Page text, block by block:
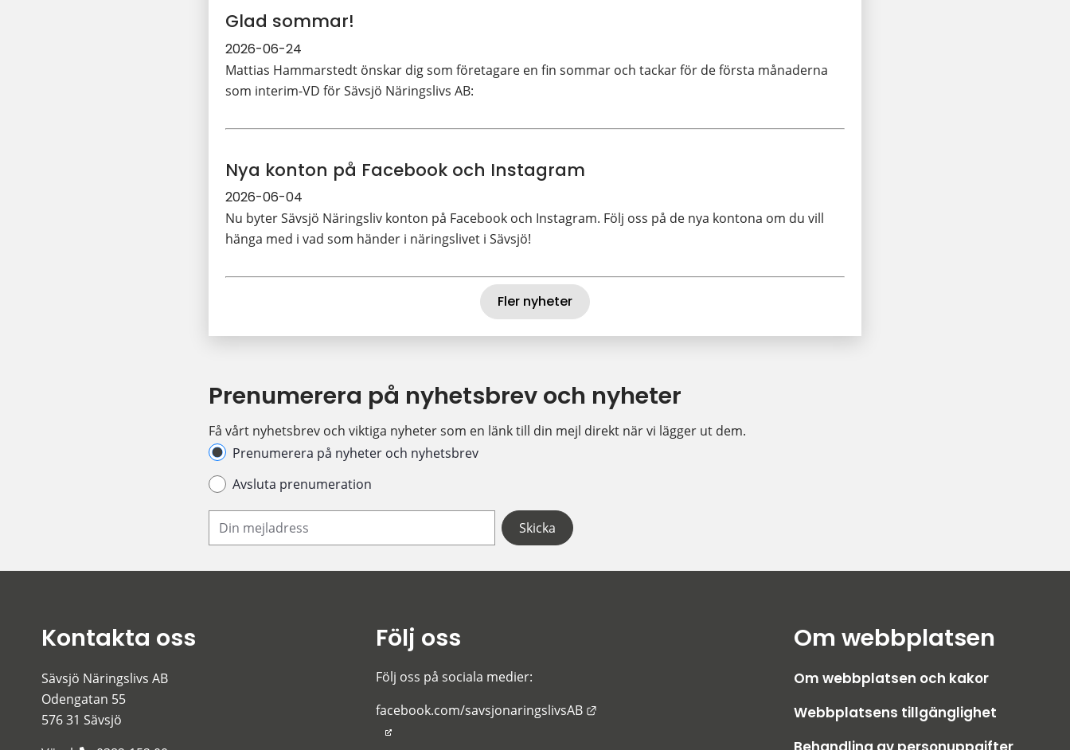
Glad sommar!
2026-06-24
Mattias Hammarstedt önskar dig som företagare en fin sommar och tackar för de första månaderna
som interim-VD för Sävsjö Näringslivs AB:
Nya konton på Facebook och Instagram
2026-06-04
Nu byter Sävsjö Näringsliv konton på Facebook och Instagram. Följ oss på de nya kontona om du vill
hänga med i vad som händer i näringslivet i Sävsjö!
Fler nyheter
Prenumerera på nyhetsbrev och nyheter
Få vårt nyhetsbrev och viktiga nyheter som en länk till din mejl direkt när vi lägger ut dem.
Hantera prenumeration
Prenumerera på nyheter och nyhetsbrev
Avsluta prenumeration
Din e-postadress
Kontakta oss
Sävsjö Näringslivs AB
Odengatan 55
576 31 Sävsjö
Följ oss
Följ oss på sociala medier:
facebook.com/savsjonaringslivsAB
Om webbplatsen
Om webbplatsen och kakor
Webbplatsens tillgänglighet